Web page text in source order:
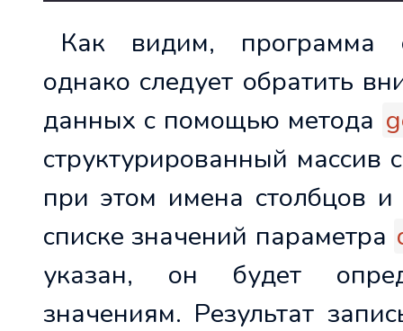
Как видим, программа
однако следует обратить
данных с помощью метода
структурированный
при этом имена столбцов
списке значений параметра
указан, он будет
значениям. Результат